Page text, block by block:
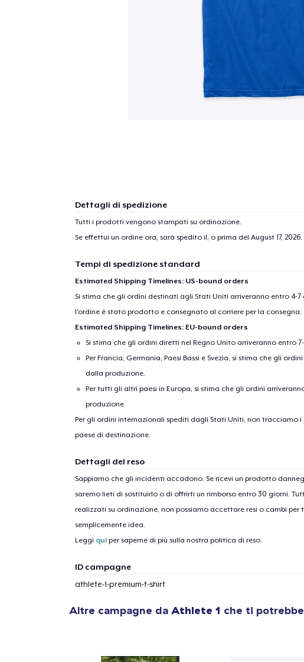
Dettagli di spedizione
Tutti i prodotti vengono stampati su ordinazione.
Se effettui un ordine ora, sarà spedito il, o prima del August 17, 2026.
Tempi di spedizione standard
Estimated Shipping Timelines: US-bound orders
Si stima che gli ordini destinati agli Stati Uniti arriveranno entro 4-
l'ordine è stato prodotto e consegnato al corriere per la consegna.
Estimated Shipping Timelines: EU-bound orders
Si stima che gli ordini diretti nel Regno Unito arriveranno entro
Per Francia, Germania, Paesi Bassi e Svezia, si stima che gli
dalla produzione.
Per tutti gli altri paesi in Europa, si stima che gli ordini
produzione.
Per gli ordini internazionali spediti dagli Stati Uniti, non tracciamo
paese di destinazione.
Dettagli del reso
Sappiamo che gli incidenti accadono. Se ricevi un prodotto
saremo lieti di sostituirlo o di offrirti un rimborso entro 30 giorni.
realizzati su ordinazione, non possiamo accettare resi o cambi per
semplicemente idea.
Leggi quiper saperne di più sulla nostra politica di reso.
ID campagne
athlete-1-premium-t-shirt
Altre campagne da Athlete 1 che ti